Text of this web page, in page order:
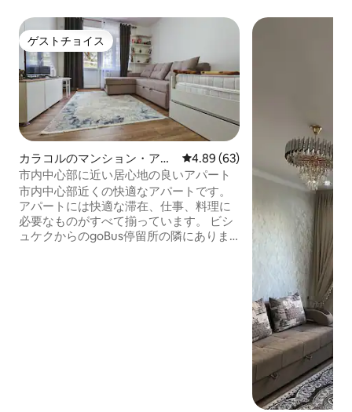
ゲストチョイス
ゲストチョイス
カラコルのマンション・アパ
ート
レビュー63件、5つ星中4.89つ
4.89 (63)
市内中心部に近い居心地の良いアパート
市内中心部近くの快適なアパートです。
アパートには快適な滞在、仕事、料理に
必要なものがすべて揃っています。 ビシ
ュケクからのgoBus停留所の隣にありま